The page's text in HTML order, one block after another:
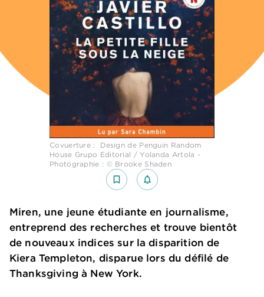
Covuerture : Design de Penguin Random
House Grupo Editorial / Yolanda Artola -
Photographie : © Brooke Shaden
bookmark_border notifications_none_outlined
Miren, une jeune étudiante en journalisme,
entreprend des recherches et trouve bientôt
de nouveaux indices sur la disparition de
Kiera Templeton, disparue lors du défilé de
Thanksgiving à New York.